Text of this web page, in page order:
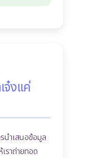
จ๋งแค่
นำเสนอข้อมูล
ราถ่ายทอด